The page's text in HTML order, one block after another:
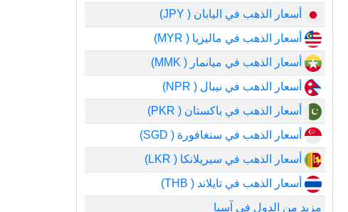
أسعار الذهب في اليابان ( JPY)
أسعار الذهب في ماليزيا ( MYR)
أسعار الذهب في ميانمار ( MMK)
أسعار الذهب في نيبال ( NPR)
أسعار الذهب في باكستان ( PKR)
أسعار الذهب في سنغافورة ( SGD)
أسعار الذهب في سيريلانكا ( LKR)
أسعار الذهب في تايلاند ( THB)
مزيد من الدول في آسيا